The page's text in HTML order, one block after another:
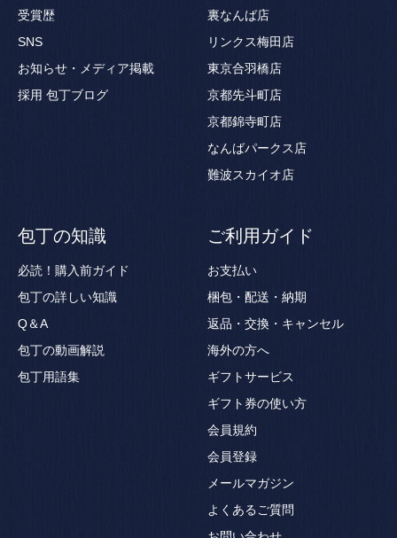
受賞歴
SNS
お知らせ・メディア掲載
採用 包丁ブログ
裏なんば店
リンクス梅田店
東京合羽橋店
京都先斗町店
京都錦寺町店
なんばパークス店
難波スカイオ店
包丁の知識
必読！購入前ガイド
包丁の詳しい知識
Q＆A
包丁の動画解説
包丁用語集
ご利用ガイド
お支払い
梱包・配送・納期
返品・交換・キャンセル
海外の方へ
ギフトサービス
ギフト券の使い方
会員規約
会員登録
メールマガジン
よくあるご質問